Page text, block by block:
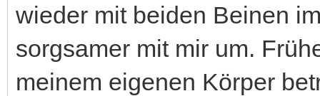
wieder mit beiden Beinen
sorgsamer mit mir um.
meinem eigenen Körper